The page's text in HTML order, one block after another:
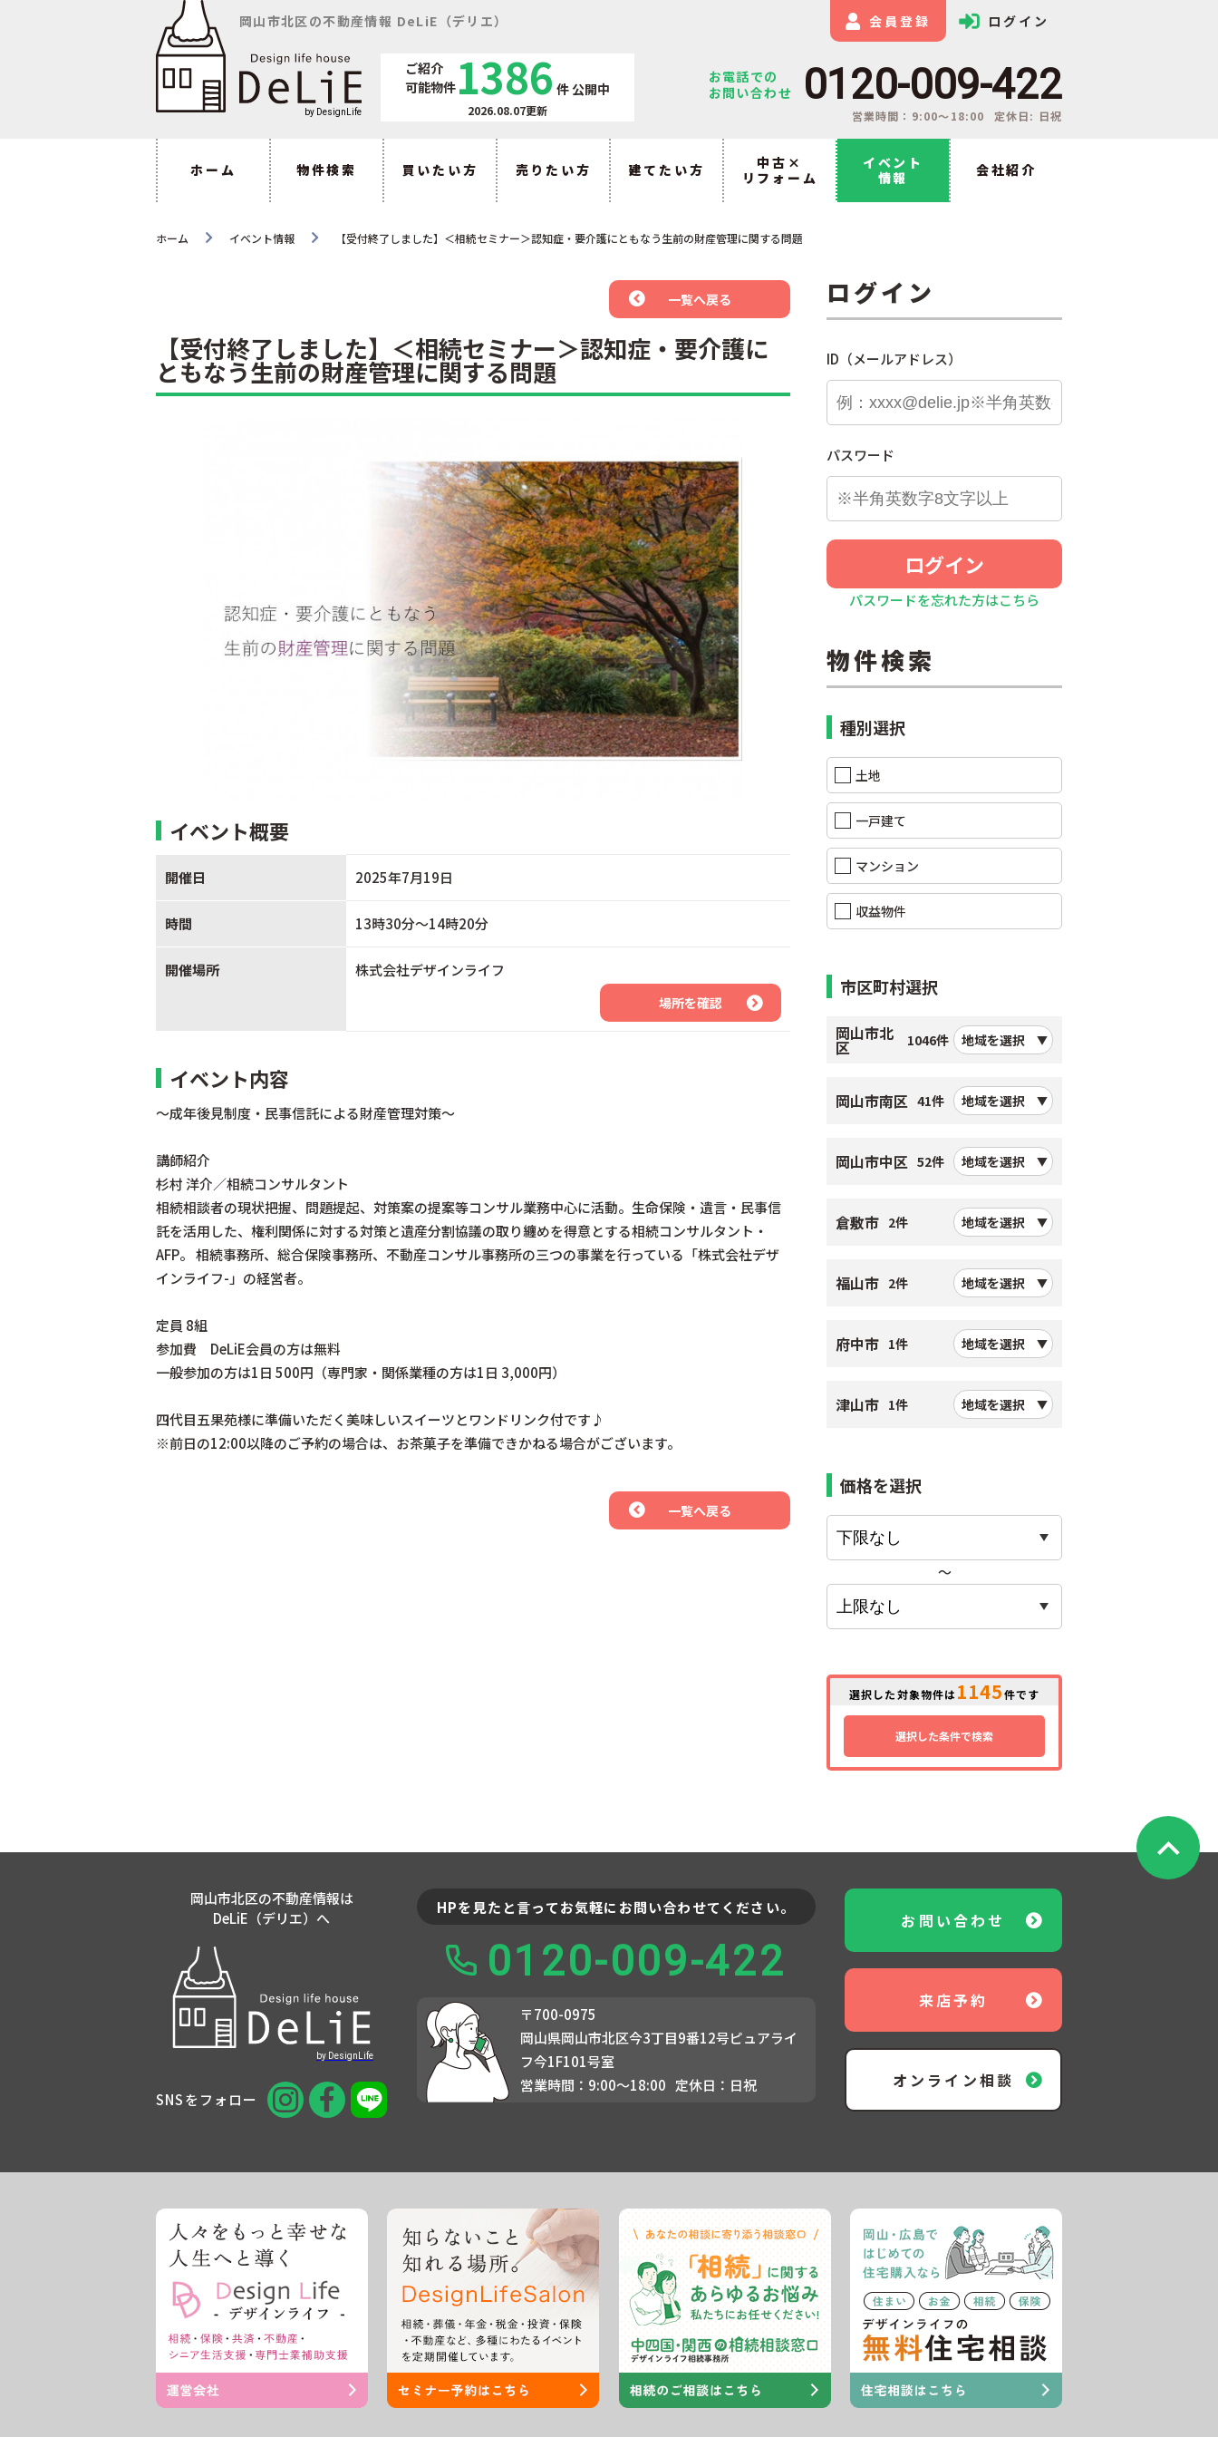
岡山市北区の不動産情報 DeLiE（デリエ） 会員登録 ログイン
ご紹介
可能物件1386 件公開中
2026.08.07更新
お電話での
お問い合わせ
0120-009-422
営業時間：9:00〜18:00 定休日: 日祝
ホーム 物件検索 買いたい方 売りたい方 建てたい方
中古×
リフォーム
イベント
情報
会社紹介
ホーム イベント情報 【受付終了しました】＜相続セミナー＞認知症・要介護にともなう生前の財産管理に関する問題
一覧へ戻る
【受付終了しました】＜相続セミナー＞認知症・要介護に
ともなう生前の財産管理に関する問題
イベント概要
開催日 2025年7月19日
時間 13時30分～14時20分
開催場所 株式会社デザインライフ
場所を確認
イベント内容
〜成年後見制度・民事信託による財産管理対策〜
講師紹介
杉村 洋介／相続コンサルタント
相続相談者の現状把握、問題提起、対策案の提案等コンサル業務中心に活動。生命保険・遺言・民事信
託を活用した、権利関係に対する対策と遺産分割協議の取り纏めを得意とする相続コンサルタント・
AFP。 相続事務所、総合保険事務所、不動産コンサル事務所の三つの事業を行っている「株式会社デザ
インライフ-」の経営者。
定員 8組
参加費 DeLiE会員の方は無料
一般参加の方は1日 500円（専門家・関係業種の方は1日 3,000円）
四代目五果苑様に準備いただく美味しいスイーツとワンドリンク付です♪
※前日の12:00以降のご予約の場合は、お茶菓子を準備できかねる場合がございます。
一覧へ戻る
ログイン
ID（メールアドレス）
パスワード
ログイン
パスワードを忘れた方はこちら
物件検索
種別選択
土地
一戸建て
マンション
収益物件
市区町村選択
岡山市北
区 1046件 地域を選択
岡山市南区 41件 地域を選択
岡山市中区 52件 地域を選択
倉敷市 2件 地域を選択
福山市 2件 地域を選択
府中市 1件 地域を選択
津山市 1件 地域を選択
価格を選択
〜
選択した対象物件は1145件です
選択した条件で検索
岡山市北区の不動産情報は
DeLiE（デリエ）へ
SNSをフォロー
HPを見たと言ってお気軽にお問い合わせてください。
0120-009-422
〒700-0975
岡山県岡山市北区今3丁目9番12号ピュアライ
フ今1F101号室
営業時間：9:00〜18:00 定休日：日祝
お問い合わせ
来店予約
オンライン相談